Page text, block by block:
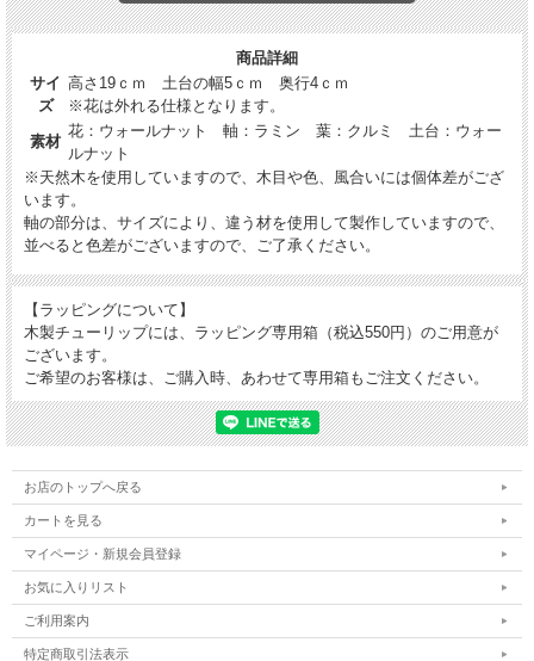
雑貨などと組み合わせて飾っていただくと、おしゃれなコーナーが出
来上がります。
もちろん単体で飾っていただくのも。
奥行4cmほどなので、窓辺や棚、小さなニッチなどの空間にも、置い
ていただきやすいサイズ感です。
サイズは、大小ありますので、サイズ違いで並べていただくのもおす
すめ。
天然木ならではのやさしい風合い
明るくナチュラルな木目のセン、落ち着いた色目のウォールナット材
の２種あるので、組み合わせてお楽しみいただくこともできます。
こちらは、花がウォールナット、葉がやさしいブラウンのクルミ、土
台がウォールナットでできており、ブラウン系でまとめられた落ち着
いた雰囲気。
天然の木の風合いをいかして製作されたチューリップは、あたたかな
温もりを届けてくれますね。
おすすめポイント
・雑貨などと組み合わせておしゃれなコーナーづくり
・日当たりや室温など気にせず、好きな場所に飾れます
・コンパクトなサイズ感で、小さなスペースにもおすすめ。
商品詳細
サイ
ズ
高さ19ｃｍ 土台の幅5ｃｍ 奥行4ｃｍ
※花は外れる仕様となります。
素材
花：ウォールナット 軸：ラミン 葉：クルミ 土台：ウォー
ルナット
※天然木を使用していますので、木目や色、風合いには個体差がござ
います。
軸の部分は、サイズにより、違う材を使用して製作していますので、
並べると色差がございますので、ご了承ください。
【ラッピングについて】
木製チューリップには、ラッピング専用箱（税込550円）のご用意が
ございます。
ご希望のお客様は、ご購入時、あわせて専用箱もご注文ください。
お店のトップへ戻る
カートを見る
マイページ・新規会員登録
お気に入りリスト
ご利用案内
特定商取引法表示